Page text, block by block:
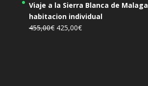
Viaje a la Sierra Blanca de Malaga
habitacion individual
455,00€ El
425,00€El